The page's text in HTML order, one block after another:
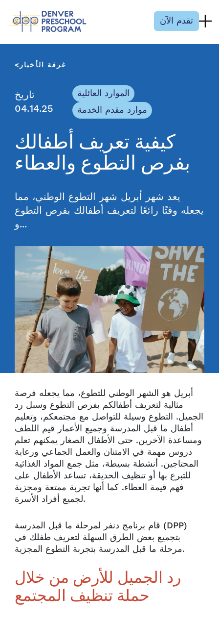
تقدم الآن
غرفة الأخبار
تاريخ
04.14.25
الموارد العائلية
موارد مقدم الخدمة
كيفية تعريف أطفالك
بفرص التطوع والعطاء
يعد شهر أبريل شهر التطوع الوطني، مما
يجعله وقتًا رائعًا لتعريف أطفالك بفرص التطوع
و...
أبريل هو الشهر الوطني للتطوع، مما يجعله فرصة
مثالية لتعريف أطفالكم بفرص التطوع وسبل رد
الجميل. التطوع وسيلة للتواصل مع مجتمعكم، وتعليم
أطفال ما قبل المدرسة وجميع الأعمار قيم اللطف
ومساعدة الآخرين. حتى الأطفال الصغار يمكنهم تعلم
دروس مهمة في الامتنان والعمل الجماعي ورعاية
المحتاجين. أنشطة بسيطة، مثل جمع المواد الغذائية
للتبرع بها أو تنظيف الحديقة، تساعد الأطفال على
فهم قيمة العطاء. كما أنها تجربة ممتعة ومجزية
لجميع أفراد الأسرة.
قام برنامج دنفر لمرحلة ما قبل المدرسة (DPP)
بتجميع بعض الطرق السهلة لتعريف طفلك في
مرحلة ما قبل المدرسة بتجربة التطوع المجزية.
رد الجميل للأرض من خلال
حملة تنظيف المجتمع